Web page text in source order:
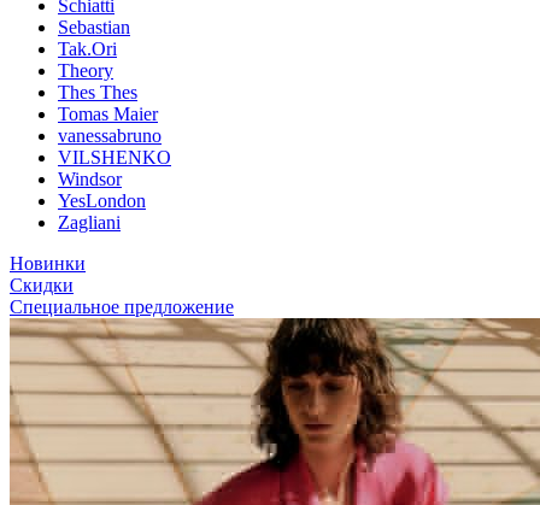
Schiatti
Sebastian
Tak.Ori
Theory
Thes Thes
Tomas Maier
vanessabruno
VILSHENKO
Windsor
YesLondon
Zagliani
Новинки
Скидки
Специальное предложение